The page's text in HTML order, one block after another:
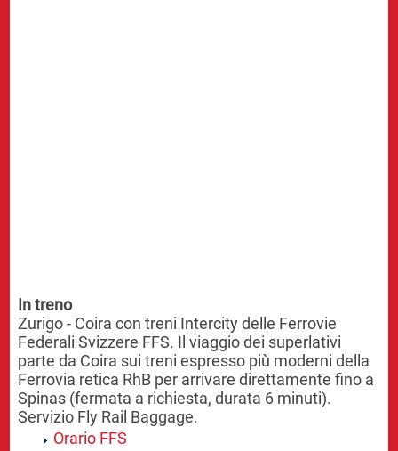
In treno
Zurigo - Coira con treni Intercity delle Ferrovie
Federali Svizzere FFS. Il viaggio dei superlativi
parte da Coira sui treni espresso più moderni della
Ferrovia retica RhB per arrivare direttamente fino a
Spinas (fermata a richiesta, durata 6 minuti).
Servizio Fly Rail Baggage.
Orario FFS